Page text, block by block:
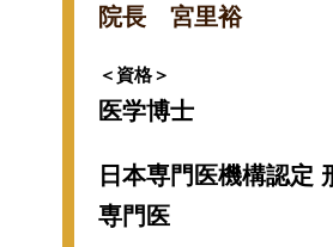
院長 宮里裕
＜資格＞
医学博士
日本専門医機構認定
専門医